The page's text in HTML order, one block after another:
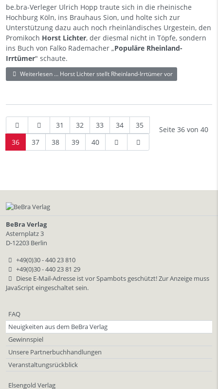
be.bra-Verleger Ulrich Hopp traute sich in die rheinische
Hochburg Köln, ins Brauhaus Sion, und holte sich zur
Unterstützung dazu auch noch rheinländisches Urgestein, den
Promikoch Horst Lichter, der diesmal nicht in Töpfe, sondern
ins Buch von Falko Rademacher „Populäre Rheinland-
Irrtümer" schaute.
Weiterlesen … Horst Lichter stellt Rheinland-Irrtümer vor
Seite 36 von 40
31 32 33 34
35
36
37 38 39 40
BeBra Verlag
Asternplatz 3
D-12203 Berlin
+49(0)30 - 440 23 810
+49(0)30 - 440 23 81 29
Diese E-Mail-Adresse ist vor Spambots geschützt! Zur Anzeige muss
JavaScript eingeschaltet sein.
FAQ
Neuigkeiten aus dem BeBra Verlag
Gewinnspiel
Unsere Partnerbuchhandlungen
Veranstaltungsrückblick
Elsengold Verlag